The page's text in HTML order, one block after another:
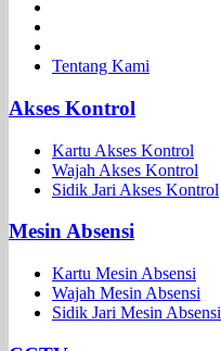
Tentang Kami
Akses Kontrol
Kartu Akses Kontrol
Wajah Akses Kontrol
Sidik Jari Akses Kontrol
Mesin Absensi
Kartu Mesin Absensi
Wajah Mesin Absensi
Sidik Jari Mesin Absensi